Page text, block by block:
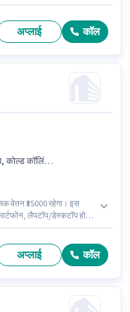
अप्लाई कॉल
वायरिंग, MS Excel
वेतन ₹35000 रहेगा। इस
लैपटॉप/डेस्कटॉप होना
अहमदाबाद में स्थित है। PF पद
अप्लाई कॉल